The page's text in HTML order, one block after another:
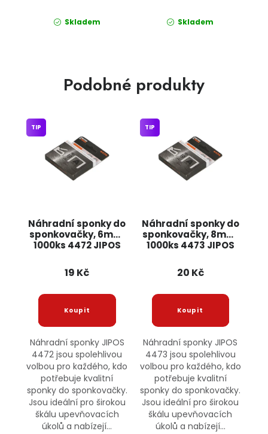
Skladem Skladem
Podobné produkty
Náhradní sponky do
sponkovačky, 6mm,
1000ks 4472 JIPOS
TIP
19 Kč
Náhradní sponky JIPOS
4472 jsou spolehlivou
volbou pro každého, kdo
potřebuje kvalitní
sponky do sponkovačky.
Jsou ideální pro širokou
škálu upevňovacích
úkolů a nabízejí...
Náhradní sponky do
sponkovačky, 8mm,
1000ks 4473 JIPOS
TIP
20 Kč
Náhradní sponky JIPOS
4473 jsou spolehlivou
volbou pro každého, kdo
potřebuje kvalitní
sponky do sponkovačky.
Jsou ideální pro širokou
škálu upevňovacích
úkolů a nabízejí...